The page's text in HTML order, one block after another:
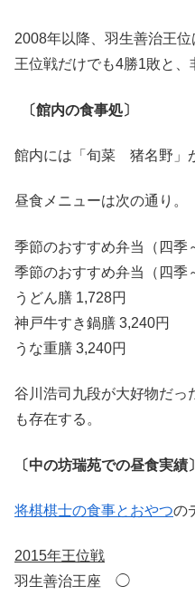
2008年以降、羽生善治王位
王位戦だけでも4勝1敗と、
〔館内の食事処〕
館内には「旬菜 猪名野」
昼食メニューは次の通り。
季節のおすすめ弁当（四季
季節のおすすめ弁当（四季
うどん膳 1,728円
神戸牛すき鍋膳 3,240円
うな重膳 3,240円
谷川浩司九段が大好物だっ
も存在する。
〔中の坊瑞苑での昼食実績〕
将棋棋士の食事とおやつの
2015年王位戦
羽生善治王座 ◯